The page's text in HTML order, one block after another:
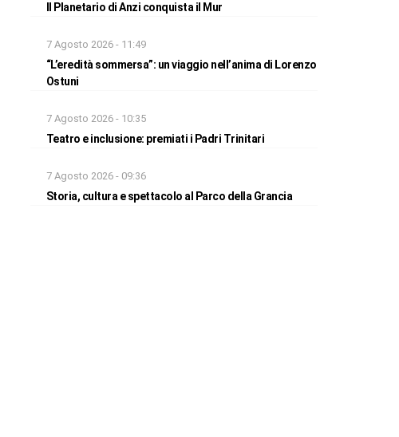
Il Planetario di Anzi conquista il Mur
7 Agosto 2026 - 11:49
“L’eredità sommersa”: un viaggio nell’anima di Lorenzo
Ostuni
7 Agosto 2026 - 10:35
Teatro e inclusione: premiati i Padri Trinitari
7 Agosto 2026 - 09:36
Storia, cultura e spettacolo al Parco della Grancia